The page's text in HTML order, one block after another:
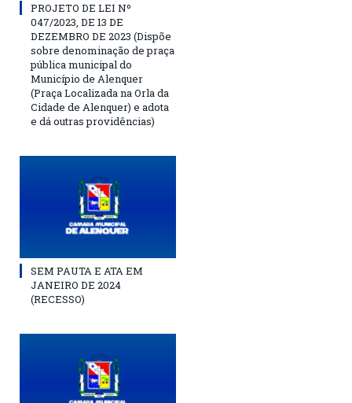
PROJETO DE LEI Nº
047/2023, DE 13 DE
DEZEMBRO DE 2023 (Dispõe
sobre denominação de praça
pública municipal do
Município de Alenquer
(Praça Localizada na Orla da
Cidade de Alenquer) e adota
e dá outras providências)
SEM PAUTA E ATA EM
JANEIRO DE 2024
(RECESSO)